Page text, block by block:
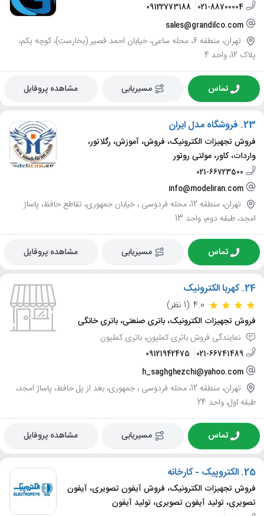
021-88700004
09122773188
sales@grandilco.com
تهران، منطقه 6، محله ساعی، خیابان احمد قصیر (بخارست)، کوچه یکم،
پلاک 12، واحد 4
تماس مسیریابی مشاهده پروفایل
23. فروشگاه مدل ایران
فروش تجهیزات الکترونیک، فروش، آموزش، رگلاتور،
واردات، کاور، مولتی روتور
021-66723500
info@modeliran.com
تهران، منطقه 12، محله فردوسی ، خیابان جمهوری، تقاطع حافظ، پاساژ
امجد، طبقه دوم، واحد 13
تماس مسیریابی مشاهده پروفایل
24. کهربا الکترونیک
4.0 (1 نظر)
فروش تجهیزات الکترونیک، باتری صنعتی، باتری خانگی
نمایندگی فروش باتری کملیون، باتری کملیون
021-66741489
09121942475
h_saghghezchi@yahoo.com
تهران، منطقه 12، محله فردوسی ، جمهوری، بعد از پل حافظ، پاساژ امجد،
طبقه اول، واحد 24
تماس مسیریابی مشاهده پروفایل
25. الکتروپیک - کارخانه
فروش تجهیزات الکترونیک، فروش آیفون تصویری، آیفون
تصویری، تولید آیفون تصویری، تولید آیفون